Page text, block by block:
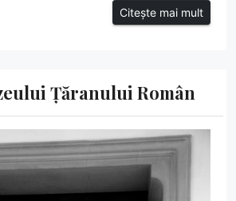
Citește mai mult
Țăranului Român